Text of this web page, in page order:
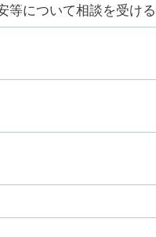
について相談を受ける